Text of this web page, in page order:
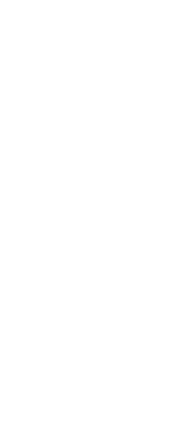
いい点色々あるんだ
ってんじゃん
すもんね
てさ
ね
れも うん
ですけど